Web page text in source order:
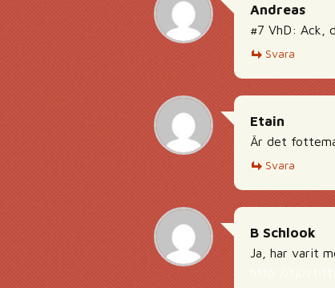
Andreas
#7 VhD: Ack,
Svara
Etain
Är det
Svara
B Schlook
Ja, har varit